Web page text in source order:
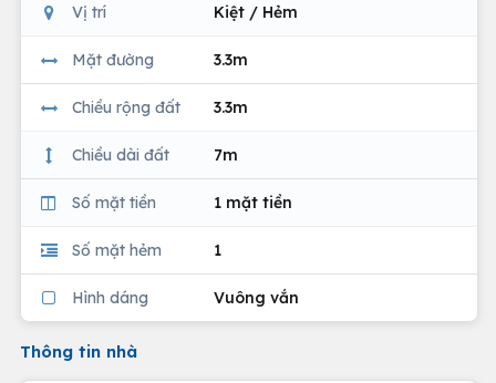
Vị trí Kiệt / Hẻm
Mặt đường 3.3m
Chiều rộng đất 3.3m
Chiều dài đất 7m
Số mặt tiền 1 mặt tiền
Số mặt hẻm 1
Hình dáng Vuông vắn
Thông tin nhà